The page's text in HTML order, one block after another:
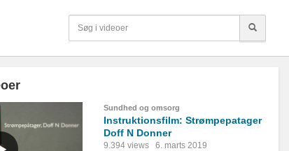
Sundhed og omsorg
Instruktionsfilm: Strømpepatager
Doff N Donner
9.394 views 6. marts 2019